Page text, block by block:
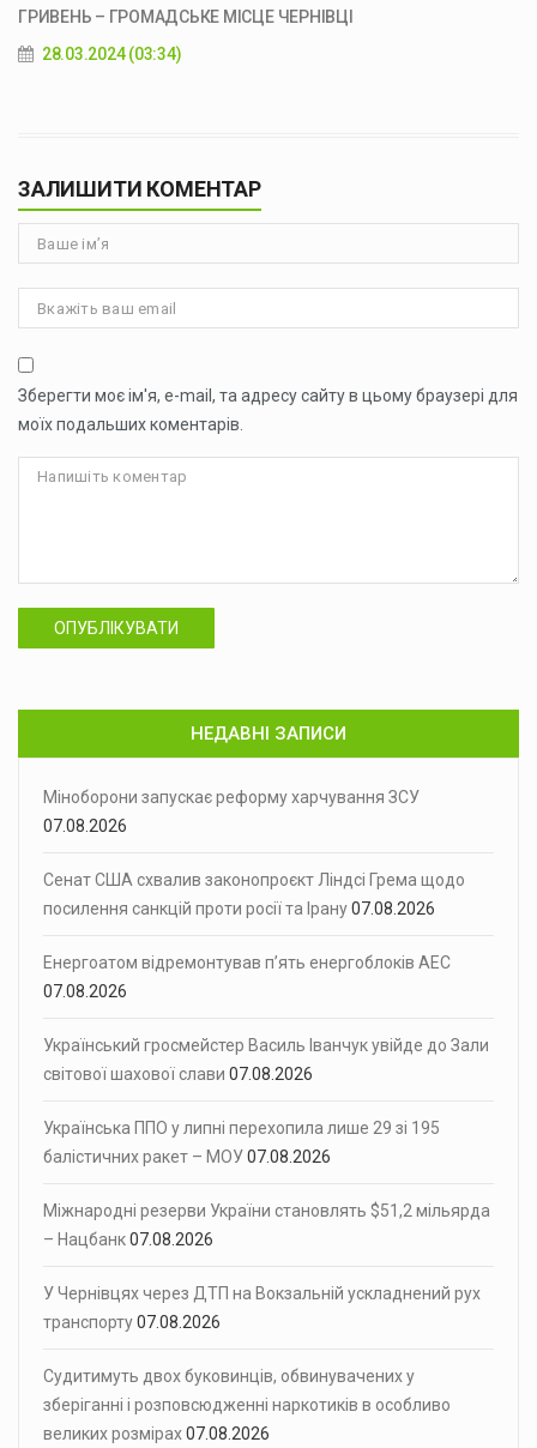
ГРИВЕНЬ – ГРОМАДСЬКЕ МІСЦЕ ЧЕРНІВЦІ
28.03.2024 (03:34)
ЗАЛИШИТИ КОМЕНТАР
Зберегти моє ім'я, e-mail, та адресу сайту в цьому браузері для
моїх подальших коментарів.
ОПУБЛІКУВАТИ
НЕДАВНІ ЗАПИСИ
Міноборони запускає реформу харчування ЗСУ
07.08.2026
Сенат США схвалив законопроєкт Ліндсі Грема щодо
посилення санкцій проти росії та Ірану07.08.2026
Енергоатом відремонтував п’ять енергоблоків АЕС
07.08.2026
Український гросмейстер Василь Іванчук увійде до Зали
світової шахової слави 07.08.2026
Українська ППО у липні перехопила лише 29 зі 195
балістичних ракет – МОУ07.08.2026
Міжнародні резерви України становлять $51,2 мільярда
– Нацбанк07.08.2026
У Чернівцях через ДТП на Вокзальній ускладнений рух
транспорту07.08.2026
Судитимуть двох буковинців, обвинувачених у
зберіганні і розповсюдженні наркотиків в особливо
великих розмірах07.08.2026